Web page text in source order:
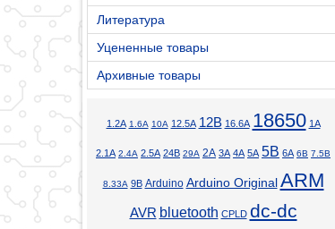
Литература
Уцененные товары
Архивные товары
1.2А 1.6А 10А 12.5А 12В 16.6А 18650 1А
2.1А 2.4А 2.5А 24В 29А 2А 3А 4А 5А 5В 6А 6В 7.5В
8.33А 9В Arduino Arduino Original ARM
AVR bluetooth CPLD dc-dc